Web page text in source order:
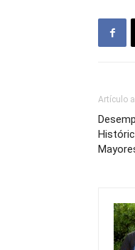
Artículo